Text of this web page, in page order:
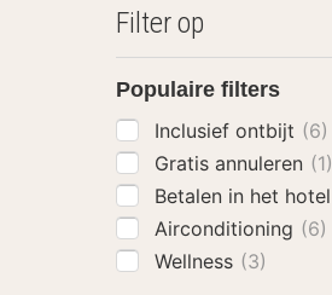
Filter op
Populaire filters
Inclusief ontbijt (6)
Gratis annuleren (1)
Betalen in het hotel
Airconditioning (6)
Wellness (3)